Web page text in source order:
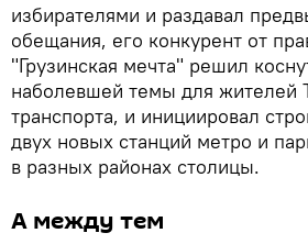
избирателями и раздавал
обещания, его конкурент от
"Грузинская мечта" решил
наболевшей темы для жителей
транспорта, и инициировал
двух новых станций метро и
в разных районах столицы.
А между тем